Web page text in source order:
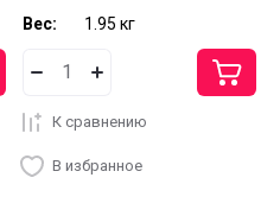
Вес: 1.95 кг
К сравнению
В избранное